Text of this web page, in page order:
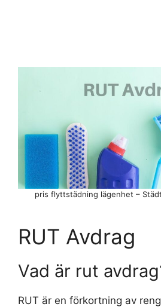
RUT Avdrag
Vad är rut
RUT är en förkortning av
pris flyttstädning lägenhet –